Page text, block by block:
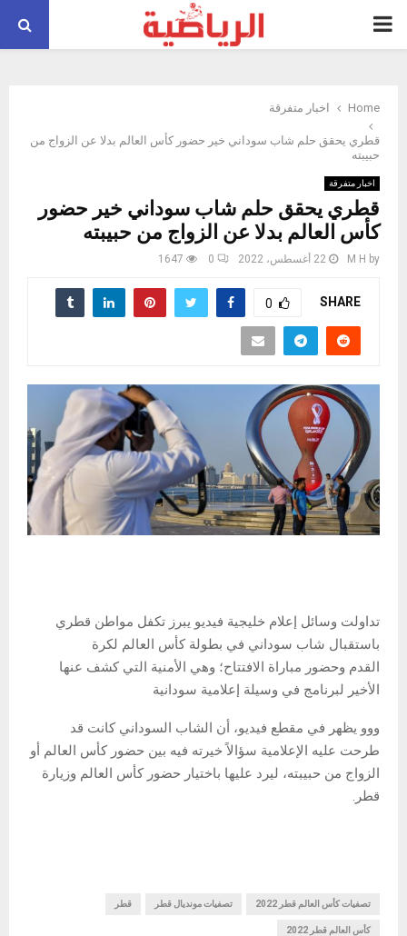
PRIMARY
Home اخبار متفرقة
قطري يحقق حلم شاب سوداني خير حضور كأس العالم بدلا عن الزواج من
حبيبته
اخبار متفرقة
قطري يحقق حلم شاب سوداني خير حضور
كأس العالم بدلا عن الزواج من حبيبته
by
M H 22 أغسطس، 2022 0
1647
SHARE
0
تداولت وسائل إعلام خليجية فيديو يبرز تكفل مواطن قطري
باستقبال شاب سوداني في بطولة كأس العالم لكرة
القدم وحضور مباراة الافتتاح؛ وهي الأمنية التي كشف عنها
الأخير لبرنامج في وسيلة إعلامية سودانية
ووو يظهر في مقطع فيديو، أن الشاب السوداني كانت قد
طرحت عليه الإعلامية سؤالاً خيرته فيه بين حضور كأس العالم أو
الزواج من حبيبته، ليرد عليها باختيار حضور كأس العالم وزيارة
قطر.
تصفيات كأس العالم قطر 2022 تصفيات مونديال قطر قطر
كأس العالم قطر 2022